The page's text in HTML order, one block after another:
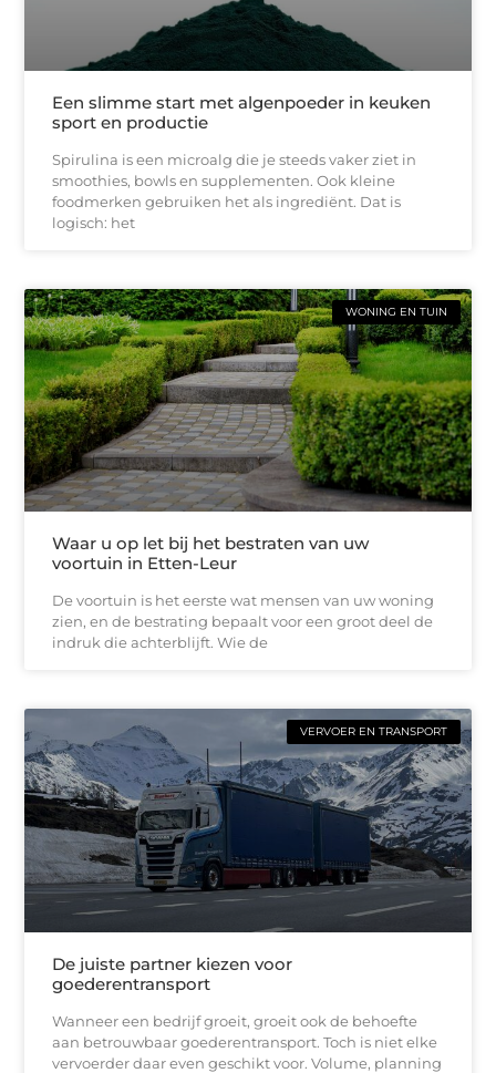
Een slimme start met algenpoeder in keuken
sport en productie
Spirulina is een microalg die je steeds vaker ziet in
smoothies, bowls en supplementen. Ook kleine
foodmerken gebruiken het als ingrediënt. Dat is
logisch: het
WONING EN TUIN
Waar u op let bij het bestraten van uw
voortuin in Etten-Leur
De voortuin is het eerste wat mensen van uw woning
zien, en de bestrating bepaalt voor een groot deel de
indruk die achterblijft. Wie de
VERVOER EN TRANSPORT
De juiste partner kiezen voor
goederentransport
Wanneer een bedrijf groeit, groeit ook de behoefte
aan betrouwbaar goederentransport. Toch is niet elke
vervoerder daar even geschikt voor. Volume, planning